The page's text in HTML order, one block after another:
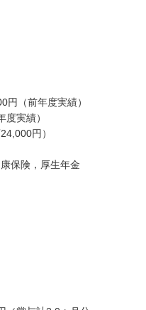
円（前年度実績）
実績）
円）
保険，厚生年金